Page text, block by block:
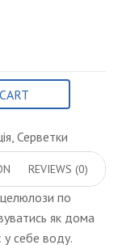
Серветки
REVIEWS (0)
по
як дома
у себе воду.